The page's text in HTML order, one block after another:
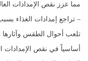
مما عزز نقص الإمدادات
– تراجع إمدادات الغذاء
تلعب أحوال الطقس وآثارها
أساسياً في نقص الإمدادات